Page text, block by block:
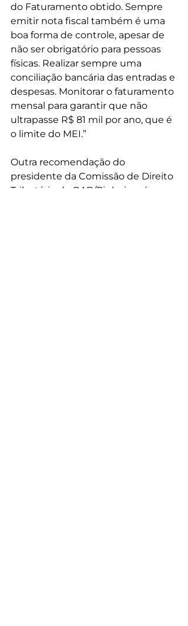
do Faturamento obtido. Sempre
emitir nota fiscal também é uma
boa forma de controle, apesar de
não ser obrigatório para pessoas
físicas. Realizar sempre uma
conciliação bancária das entradas e
despesas. Monitorar o faturamento
mensal para garantir que não
ultrapasse R$ 81 mil por ano, que é
o limite do MEI.”
Outra recomendação do
presidente da Comissão de Direito
Tributário da OAB/Pinheiros é